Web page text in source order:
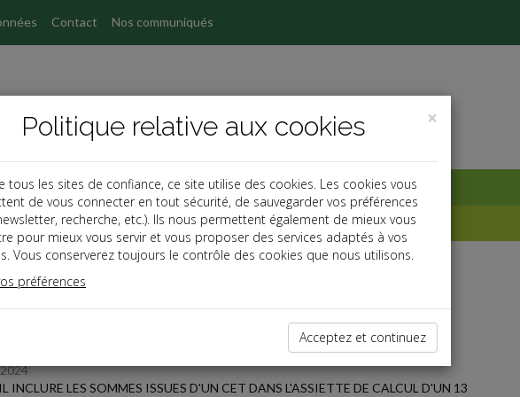
Contact Nos communiqués
dernières dépêches
INCLURE LES SOMMES ISSUES D'UN CET DANS L'ASSIETTE DE CALCUL D'UN 13
×
Politique relative aux cookies
tous les sites de confiance, ce site utilise des cookies. Les cookies vous
de vous connecter en tout sécurité, de sauvegarder vos préférences
recherche, etc.). Ils nous permettent également de mieux vous
pour mieux vous servir et vous proposer des services adaptés à vos
Vous conserverez toujours le contrôle des cookies que nous utilisons.
préférences
Acceptez et continuez